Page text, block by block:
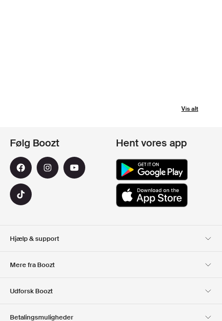
Vis alt
Hjælp & support
Mere fra Boozt
Club Boozt
Udforsk Boozt
Følg Boozt Hent vores app
Betalingsmuligheder